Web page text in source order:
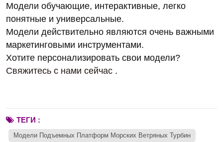
Модели обучающие, интерактивные, легко
понятные и универсальные.
Модели действительно являются очень важными
маркетинговыми инструментами.
Хотите персонализировать свои модели?
Свяжитесь с нами сейчас .
ТЕГИ :
Модели Подъемных Платформ Морских Ветряных Турбин